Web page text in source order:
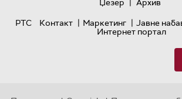
Џезер | Архив
РТС
Контакт | Маркетинг | Јавне
Интернет портал